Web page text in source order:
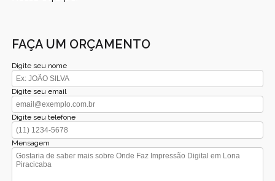
FAÇA UM ORÇAMENTO
Digite seu nome
Digite seu email
Digite seu telefone
Mensagem